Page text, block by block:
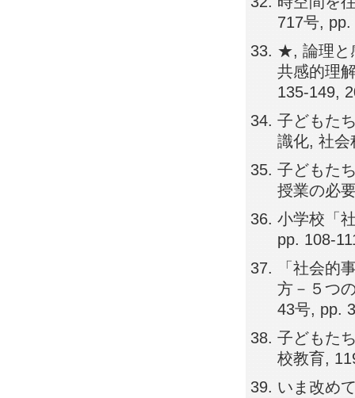
717号,
★, 論理と
共感的理
135-149,
子どもた
識化, 社会
子どもた
授業の必
小学校「
pp. 108-
「社会的
方－５つ
43号, pp.
子どもた
校教育,
いま改め